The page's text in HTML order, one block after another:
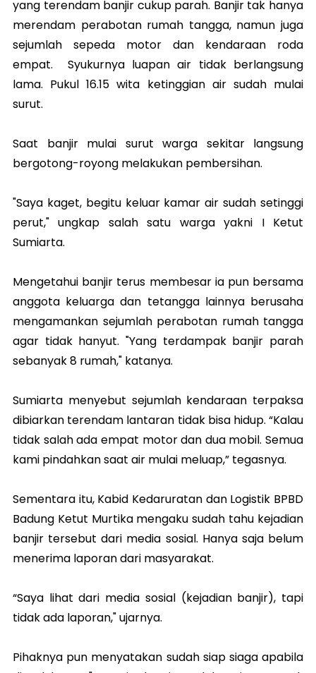
yang terendam banjir cukup parah. Banjir tak hanya
merendam perabotan rumah tangga, namun juga
sejumlah sepeda motor dan kendaraan roda
empat. Syukurnya luapan air tidak berlangsung
lama. Pukul 16.15 wita ketinggian air sudah mulai
surut.
Saat banjir mulai surut warga sekitar langsung
bergotong-royong melakukan pembersihan.
"Saya kaget, begitu keluar kamar air sudah setinggi
perut," ungkap salah satu warga yakni I Ketut
Sumiarta.
Mengetahui banjir terus membesar ia pun bersama
anggota keluarga dan tetangga lainnya berusaha
mengamankan sejumlah perabotan rumah tangga
agar tidak hanyut. "Yang terdampak banjir parah
sebanyak 8 rumah," katanya.
Sumiarta menyebut sejumlah kendaraan terpaksa
dibiarkan terendam lantaran tidak bisa hidup. “Kalau
tidak salah ada empat motor dan dua mobil. Semua
kami pindahkan saat air mulai meluap,” tegasnya.
Sementara itu, Kabid Kedaruratan dan Logistik BPBD
Badung Ketut Murtika mengaku sudah tahu kejadian
banjir tersebut dari media sosial. Hanya saja belum
menerima laporan dari masyarakat.
“Saya lihat dari media sosial (kejadian banjir), tapi
tidak ada laporan," ujarnya.
Pihaknya pun menyatakan sudah siap siaga apabila